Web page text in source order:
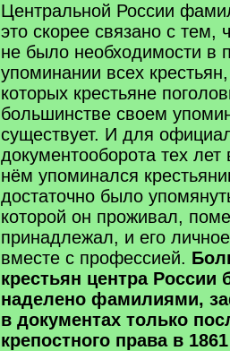
Центральной России
это скорее связано с тем,
не было необходимости в
упоминании всех
которых крестьяне
большинстве своем
существует. И для
документооборота тех
нём упоминался
достаточно было
которой он проживал,
принадлежал, и его
вместе с профессией.
крестьян центра
наделено фамилиями,
в документах только
крепостного права в